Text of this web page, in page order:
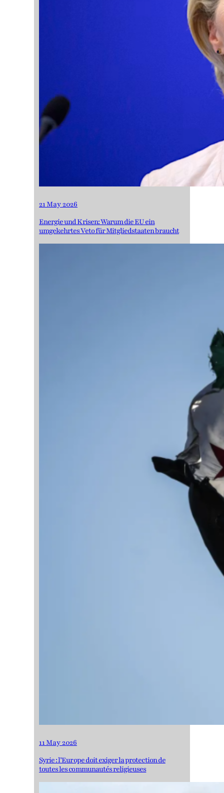
21 May 2026
Energie und Krisen: Warum die EU ein
umgekehrtes Veto für Mitgliedstaaten braucht
11 May 2026
Syrie : l’Europe doit exiger la protection de
toutes les communautés religieuses